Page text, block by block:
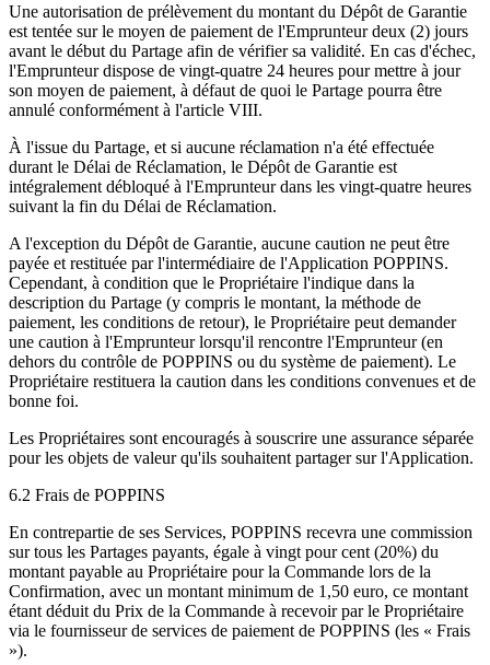
Une autorisation de prélèvement du montant du Dépôt de Garantie
est tentée sur le moyen de paiement de l'Emprunteur deux (2) jours
avant le début du Partage afin de vérifier sa validité. En cas d'échec,
l'Emprunteur dispose de vingt-quatre 24 heures pour mettre à jour
son moyen de paiement, à défaut de quoi le Partage pourra être
annulé conformément à l'article VIII.
À l'issue du Partage, et si aucune réclamation n'a été effectuée
durant le Délai de Réclamation, le Dépôt de Garantie est
intégralement débloqué à l'Emprunteur dans les vingt-quatre heures
suivant la fin du Délai de Réclamation.
A l'exception du Dépôt de Garantie, aucune caution ne peut être
payée et restituée par l'intermédiaire de l'Application POPPINS.
Cependant, à condition que le Propriétaire l'indique dans la
description du Partage (y compris le montant, la méthode de
paiement, les conditions de retour), le Propriétaire peut demander
une caution à l'Emprunteur lorsqu'il rencontre l'Emprunteur (en
dehors du contrôle de POPPINS ou du système de paiement). Le
Propriétaire restituera la caution dans les conditions convenues et de
bonne foi.
Les Propriétaires sont encouragés à souscrire une assurance séparée
pour les objets de valeur qu'ils souhaitent partager sur l'Application.
6.2 Frais de POPPINS
En contrepartie de ses Services, POPPINS recevra une commission
sur tous les Partages payants, égale à vingt pour cent (20%) du
montant payable au Propriétaire pour la Commande lors de la
Confirmation, avec un montant minimum de 1,50 euro, ce montant
étant déduit du Prix de la Commande à recevoir par le Propriétaire
via le fournisseur de services de paiement de POPPINS (les « Frais
»).